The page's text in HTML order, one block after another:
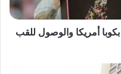
أمريكا والوصول للقب